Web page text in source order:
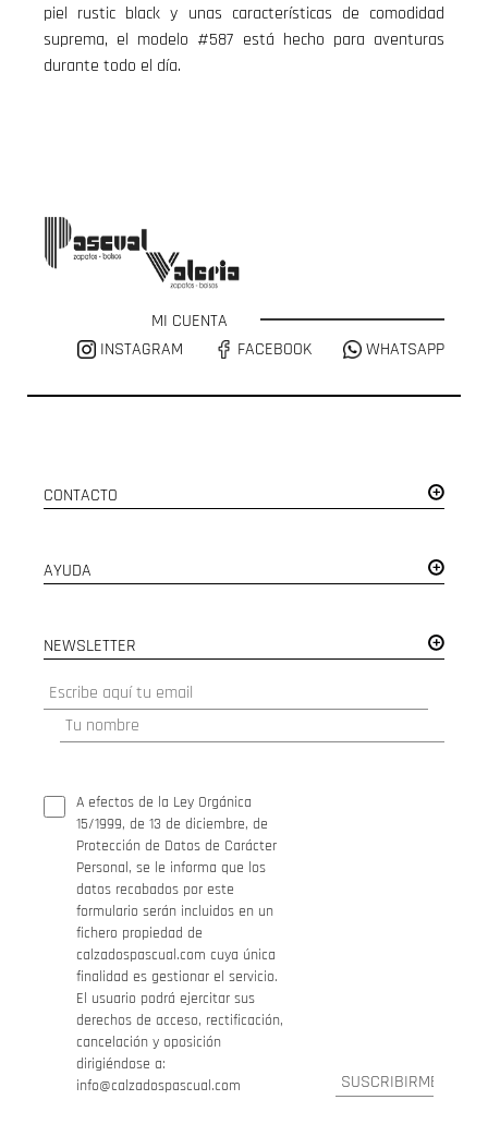
piel rustic black y unas características de comodidad
suprema, el modelo #587 está hecho para aventuras
durante todo el día.
MI CUENTA
INSTAGRAM
FACEBOOK WHATSAPP
CONTACTO
AYUDA
NEWSLETTER
A efectos de la Ley Orgánica
15/1999, de 13 de diciembre, de
Protección de Datos de Carácter
Personal, se le informa que los
datos recabados por este
formulario serán incluidos en un
fichero propiedad de
calzadospascual.com cuya única
finalidad es gestionar el servicio.
El usuario podrá ejercitar sus
derechos de acceso, rectificación,
cancelación y oposición
dirigiéndose a:
info@calzadospascual.com